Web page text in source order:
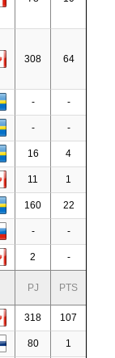
308 64
- -
- -
16 4
11 1
160 22
- -
2 -
PJ PTS
318 107
80 1